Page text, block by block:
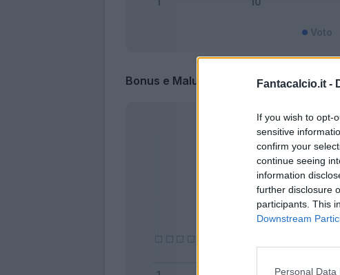
Fantacalcio.it -
If you wish to opt-
sensitive
confirm your
continue seeing
information
further disclosure
participants. This
Downstream
Personal
Voto
Bonus e Malus